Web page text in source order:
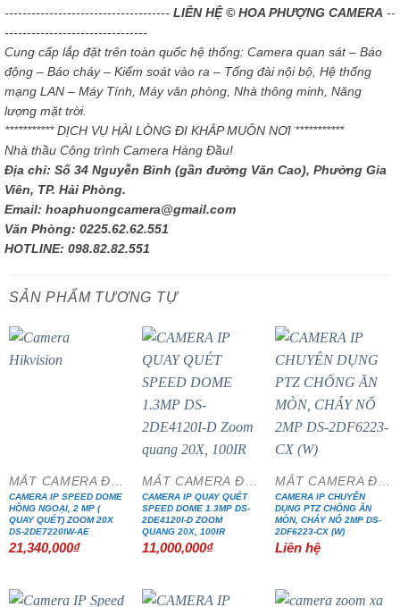
------------------------------------- LIÊN HỆ © HOA PHƯỢNG CAMERA --
--------------------------------
Cung cấp lắp đặt trên toàn quốc hệ thống: Camera quan sát – Báo
động – Báo cháy – Kiểm soát vào ra – Tổng đài nội bộ, Hệ thống
mạng LAN – Máy Tính, Máy văn phòng, Nhà thông minh, Năng
lượng mặt trời.
*********** DỊCH VỤ HÀI LÒNG ĐI KHẮP MUÔN NƠI ***********
Nhà thầu Công trình Camera Hàng Đầu!
Địa chỉ: Số 34 Nguyễn Bình (gần đường Văn Cao), Phường Gia
Viên, TP. Hải Phòng.
Email: hoaphuongcamera@gmail.com
Văn Phòng: 0225.62.62.551
HOTLINE: 098.82.82.551
SẢN PHẨM TƯƠNG TỰ
MẮT CAMERA ĐẶC CHỦNG
CAMERA IP SPEED DOME
HỒNG NGOẠI, 2 MP (
QUAY QUÉT) ZOOM 20X
DS-2DE7220IW-AE
21,340,000₫
MẮT CAMERA ĐẶC CHỦNG
CAMERA IP QUAY QUÉT
SPEED DOME 1.3MP DS-
2DE4120I-D ZOOM
QUANG 20X, 100IR
11,000,000₫
MẮT CAMERA ĐẶC CHỦNG
CAMERA IP CHUYÊN
DỤNG PTZ CHỐNG ĂN
MÒN, CHÁY NỔ 2MP DS-
2DF6223-CX (W)
Liên hệ